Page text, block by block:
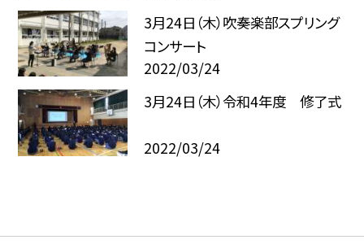
3月24日（木）吹奏楽部スプリング
コンサート
2022/03/24
3月24日（木）令和4年度 修了式
2022/03/24